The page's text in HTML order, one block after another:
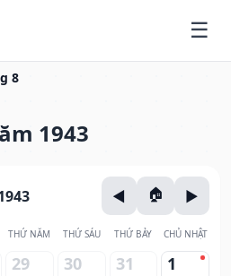
8
1943
THỨ NĂM THỨ SÁU THỨ BẢY CHỦ NHẬT
29 30 31 1